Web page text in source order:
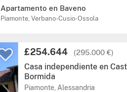
Apartamento en Baveno
Piamonte, Verbano-Cusio-Ossola
Precio:
£254.644 (295.000 €)
Casa independiente en
Bormida
Piamonte, Alessandria